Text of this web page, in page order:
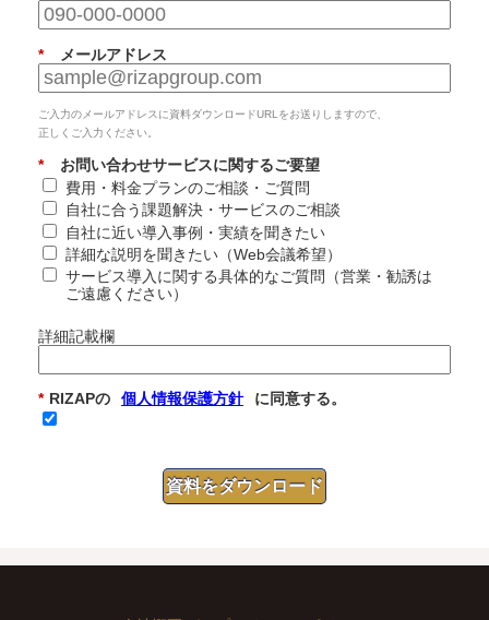
* メールアドレス
ご入力のメールアドレスに資料ダウンロードURLをお送りしますので、
正しくご入力ください。
*
お問い合わせサービスに関するご要望
費用・料金プランのご相談・ご質問​
自社に合う課題解決・サービスのご相談​
自社に近い導入事例・実績を聞きたい​
詳細な説明を聞きたい（Web会議希望）​
サービス導入に関する具体的なご質問（営業・勧誘は
ご遠慮ください）
詳細記載欄
* RIZAPの 個人情報保護方針 に同意する。
資料をダウンロード